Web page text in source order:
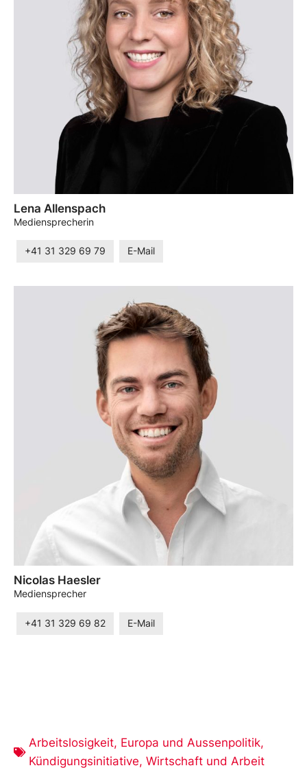
Lena Allenspach
Mediensprecherin
+41 31 329 69 79 E-Mail
Nicolas Haesler
Mediensprecher
+41 31 329 69 82 E-Mail
Arbeitslosigkeit, Europa und Aussenpolitik,
Kündigungsinitiative, Wirtschaft und Arbeit